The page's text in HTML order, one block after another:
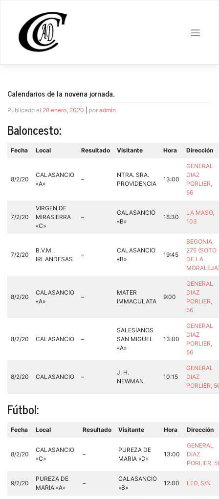
contenido
Calendarios de la novena jornada.
Publicado el 28 enero, 2020 por admin
Baloncesto:
Fecha Local Resultado Visitante Hora Dirección
8/2/20
CALASANCIO
«A»
–
NTRA. SRA.
PROVIDENCIA
13:00
GENERAL
DIAZ
PORLIER,
56
7/2/20
VIRGEN DE
MIRASIERRA
«C»
–
CALASANCIO
«B»
18:30
LA MASO,
103
7/2/20
B.V.M.
IRLANDESAS
–
CALASANCIO
«B»
19:45
BEGONIA,
275 (SOTO
DE LA
8/2/20
CALASANCIO
«A»
–
MATER
IMMACULATA
9:00
GENERAL
DIAZ
PORLIER,
56
8/2/20 CALASANCIO –
SALESIANOS
SAN MIGUEL
«A»
13:00
GENERAL
DIAZ
PORLIER,
56
8/2/20 CALASANCIO –
J. H.
NEWMAN
10:15
GENERAL
DIAZ
PORLIER,
Fútbol:
Fecha Local Resultado Visitante Hora Dirección
8/2/20
CALASANCIO
«C»
–
PUREZA DE
MARIA «D»
13:00
GENERAL
DIAZ
PORLIER,
9/2/20
PUREZA DE
MARIA «A»
–
CALASANCIO
«B»
12:00 LEO, S/N